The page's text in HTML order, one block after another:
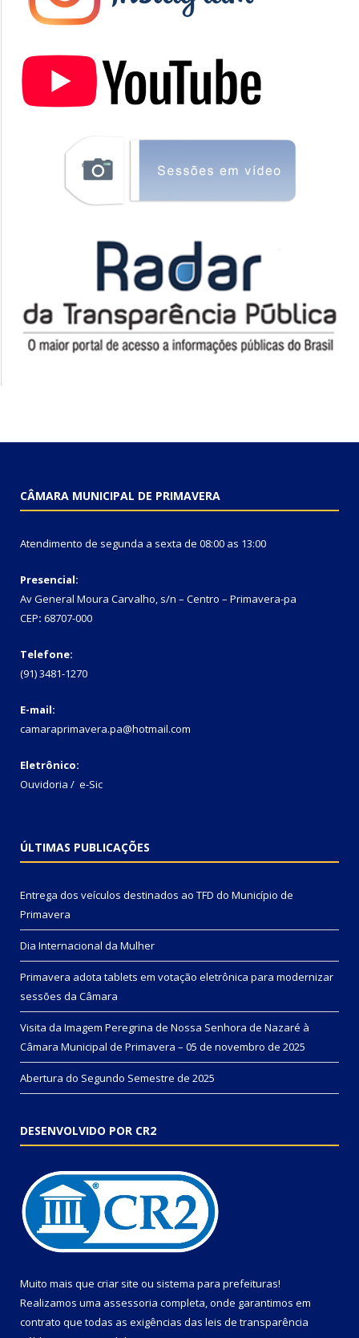
CÂMARA MUNICIPAL DE PRIMAVERA
Atendimento de segunda a sexta de 08:00 as 13:00
Presencial:
Av General Moura Carvalho, s/n – Centro – Primavera-pa
CEP: 68707-000
Telefone:
(91) 3481-1270
E-mail:
camaraprimavera.pa@hotmail.com
Eletrônico:
Ouvidoria / e-Sic
ÚLTIMAS PUBLICAÇÕES
Entrega dos veículos destinados ao TFD do Município de
Primavera
Dia Internacional da Mulher
Primavera adota tablets em votação eletrônica para modernizar
sessões da Câmara
Visita da Imagem Peregrina de Nossa Senhora de Nazaré à
Câmara Municipal de Primavera – 05 de novembro de 2025
Abertura do Segundo Semestre de 2025
DESENVOLVIDO POR CR2
Muito mais que criar site ou sistema para prefeituras!
Realizamos uma assessoria completa, onde garantimos em
contrato que todas as exigências das leis de transparência